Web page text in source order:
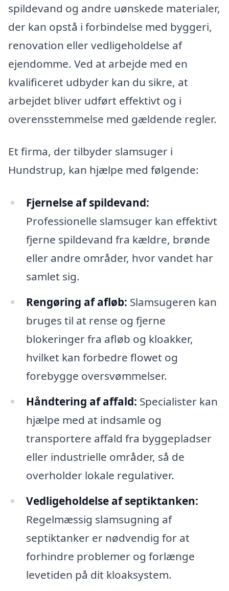
spildevand og andre uønskede materialer,
der kan opstå i forbindelse med byggeri,
renovation eller vedligeholdelse af
ejendomme. Ved at arbejde med en
kvalificeret udbyder kan du sikre, at
arbejdet bliver udført effektivt og i
overensstemmelse med gældende regler.
Et firma, der tilbyder slamsuger i
Hundstrup, kan hjælpe med følgende:
Fjernelse af spildevand:
Professionelle slamsuger kan effektivt
fjerne spildevand fra kældre, brønde
eller andre områder, hvor vandet har
samlet sig.
Rengøring af afløb: Slamsugeren kan
bruges til at rense og fjerne
blokeringer fra afløb og kloakker,
hvilket kan forbedre flowet og
forebygge oversvømmelser.
Håndtering af affald: Specialister kan
hjælpe med at indsamle og
transportere affald fra byggepladser
eller industrielle områder, så de
overholder lokale regulativer.
Vedligeholdelse af septiktanken:
Regelmæssig slamsugning af
septiktanker er nødvendig for at
forhindre problemer og forlænge
levetiden på dit kloaksystem.